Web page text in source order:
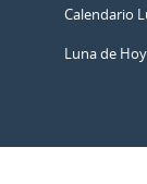
Calendario
Luna de Hoy